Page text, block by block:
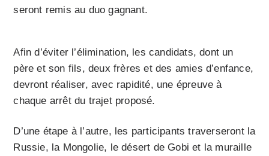
seront remis au duo gagnant.
Afin d’éviter l’élimination, les candidats, dont un
père et son fils, deux frères et des amies d’enfance,
devront réaliser, avec rapidité, une épreuve à
chaque arrêt du trajet proposé.
D’une étape à l’autre, les participants traverseront la
Russie, la Mongolie, le désert de Gobi et la muraille